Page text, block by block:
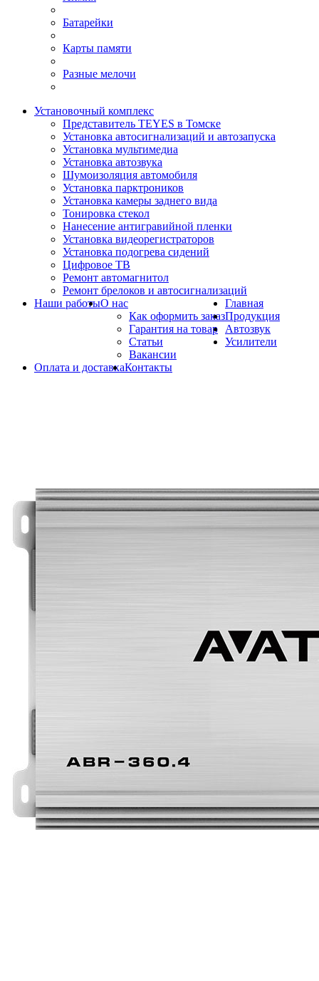
Батарейки
Карты памяти
Разные мелочи
Установочный комплекс
Представитель TEYES в Томске
Установка автосигнализаций и автозапуска
Установка мультимедиа
Установка автозвука
Шумоизоляция автомобиля
Установка парктроников
Установка камеры заднего вида
Тонировка стекол
Нанесение антигравийной пленки
Установка видеорегистраторов
Установка подогрева сидений
Цифровое ТВ
Ремонт автомагнитол
Ремонт брелоков и автосигнализаций
Наши работыО нас
Как оформить заказ
Гарантия на товар
Статьи
Вакансии
Оплата и доставкаКонтакты
Главная
Продукция
Автозвук
Усилители